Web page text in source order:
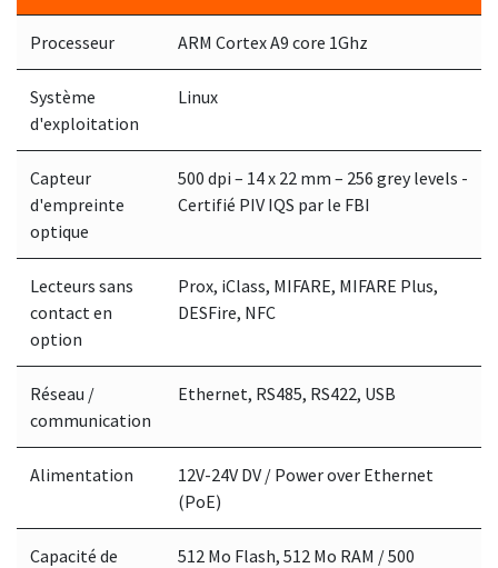
Processeur ARM Cortex A9 core 1Ghz
Système
d'exploitation
Linux
Capteur
d'empreinte
optique
500 dpi – 14 x 22 mm – 256 grey levels -
Certifié PIV IQS par le FBI
Lecteurs sans
contact en
option
Prox, iClass, MIFARE, MIFARE Plus,
DESFire, NFC
Réseau /
communication
Ethernet, RS485, RS422, USB
Alimentation
12V-24V DV / Power over Ethernet
(PoE)
Capacité de
512 Mo Flash, 512 Mo RAM / 500